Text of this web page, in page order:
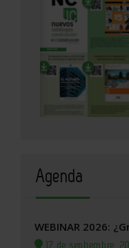
Agenda
WEBINAR 2026:
17 de septiembre,